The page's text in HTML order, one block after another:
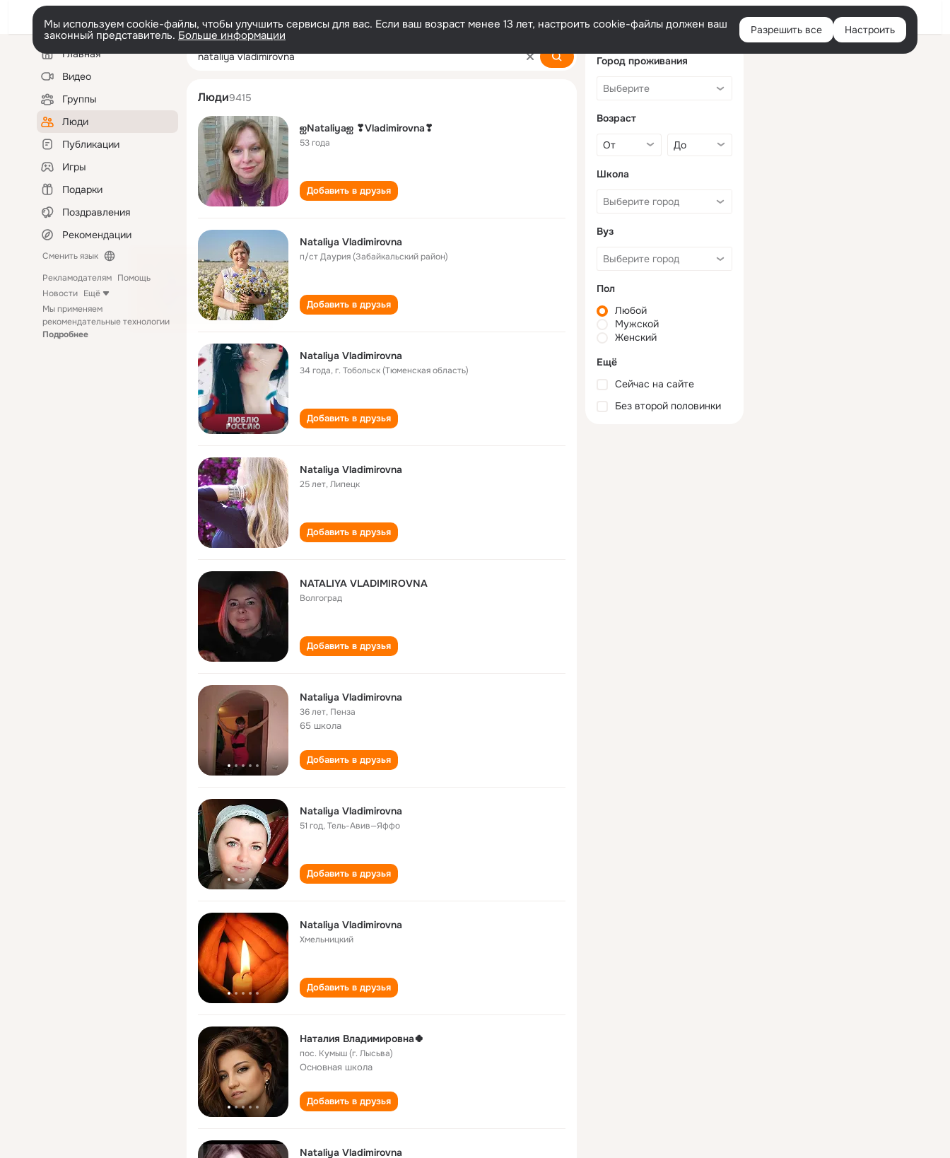
Войти
Мы используем cookie-файлы, чтобы улучшить сервисы для вас. Если ваш возраст менее 13 лет, настроить cookie-файлы должен ваш
законный представитель. Больше информации Разрешить все Настроить
Левая
колонкаГлавная
Видео
Группы
Люди
Публикации
Игры
Подарки
Поздравления
Рекомендации
Сменить язык
Рекламодателям Помощь
Новости Ещё
Мы применяем
рекомендательные технологии
Подробнее
nataliya vladimirovna
Люди9415
ஐNataliyaஐ ❣Vladimirovna❣
53 года
Добавить в друзья
Nataliya Vladimirovna
п/ст Даурия (Забайкальский район)
Добавить в друзья
Nataliya Vladimirovna
34 года,г. Тобольск (Тюменская область)
Добавить в друзья
Nataliya Vladimirovna
25 лет,Липецк
Добавить в друзья
NATALIYA VLADIMIROVNA
Волгоград
Добавить в друзья
Nataliya Vladimirovna
36 лет, Пенза
65 школа
Добавить в друзья
Nataliya Vladimirovna
51 год,Тель-Авив—Яффо
Добавить в друзья
Nataliya Vladimirovna
Хмельницкий
Добавить в друзья
Наталия Владимировна🍀
пос. Кумыш (г. Лысьва)
Основная школа
Добавить в друзья
Nataliya Vladimirovna
Город проживания
Возраст
Школа
Вуз
Пол
Любой
Мужской
Женский
Ещё
Сейчас на сайте
Без второй половинки